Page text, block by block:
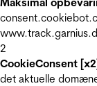
2
CookieConsent
det aktuelle